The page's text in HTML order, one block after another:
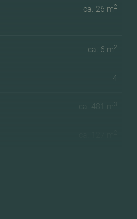
ca. 26 m2
ca. 6 m2
4
ca. 481 m 3